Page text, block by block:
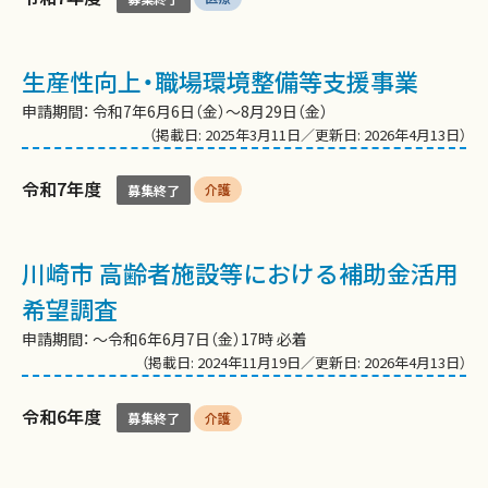
生産性向上・職場環境整備等支援事業
申請期間： 令和7年6月6日（金）～8月29日（金）
（掲載日: 2025年3月11日／更新日: 2026年4月13日）
令和7年度 募集終了 介護
川崎市 高齢者施設等における補助金活用
希望調査
申請期間： ～令和6年6月7日（金）17時 必着
（掲載日: 2024年11月19日／更新日: 2026年4月13日）
令和6年度 募集終了 介護